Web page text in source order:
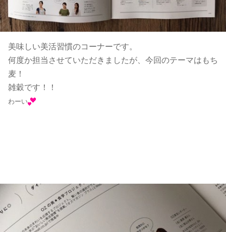
美味しい美活習慣のコーナーです。
何度か担当させていただきましたが、今回のテーマはもち
麦！
雑穀です！！
わーい